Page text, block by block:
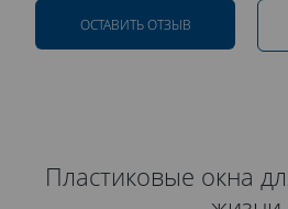
ОСТАВИТЬ ОТЗЫВ
Пластиковые окна